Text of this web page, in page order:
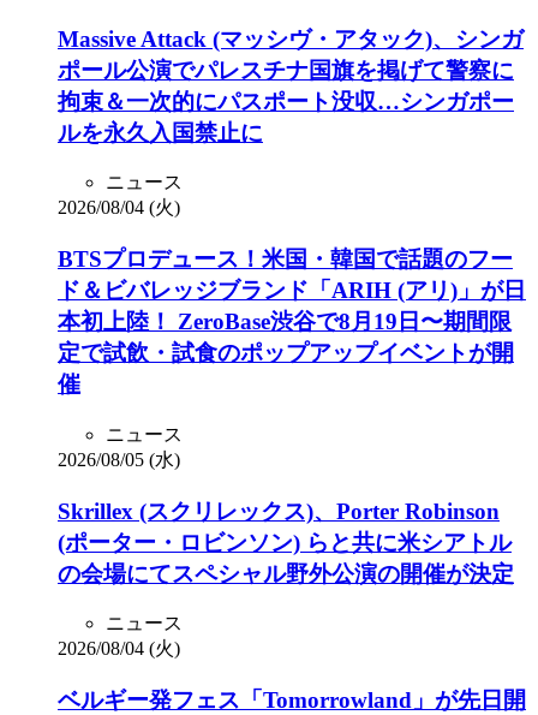
Massive Attack (マッシヴ・アタック)、シンガ
ポール公演でパレスチナ国旗を掲げて警察に
拘束＆一次的にパスポート没収…シンガポー
ルを永久入国禁止に
ニュース
2026/08/04 (火)
BTSプロデュース！米国・韓国で話題のフー
ド＆ビバレッジブランド「ARIH (アリ)」が日
本初上陸！ ZeroBase渋谷で8月19日〜期間限
定で試飲・試食のポップアップイベントが開
催
ニュース
2026/08/05 (水)
Skrillex (スクリレックス)、Porter Robinson
(ポーター・ロビンソン) らと共に米シアトル
の会場にてスペシャル野外公演の開催が決定
ニュース
2026/08/04 (火)
ベルギー発フェス「Tomorrowland」が先日開